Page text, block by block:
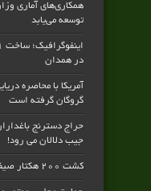
همکاری‌های آماری
توسعه می‌یابد
در همدان
آمریکا با محاصره
گروگان گرفته است
حراج دسترنج
جیب دلالان می رود!
کشت ۲۰۰ هکتار صیفی‌جات تابستانه در حاجی‌آباد آغاز شد